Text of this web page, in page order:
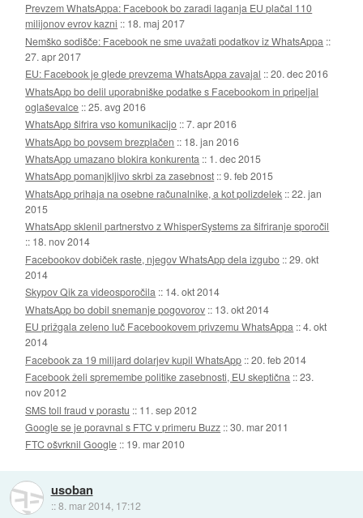
Prevzem WhatsAppa: Facebook bo zaradi laganja EU plačal 110
milijonov evrov kazni :: 18. maj 2017
Nemško sodišče: Facebook ne sme uvažati podatkov iz WhatsAppa ::
27. apr 2017
EU: Facebook je glede prevzema WhatsAppa zavajal ::20. dec 2016
WhatsApp bo delil uporabniške podatke s Facebookom in pripeljal
oglaševalce ::25. avg 2016
WhatsApp šifrira vso komunikacijo ::7. apr 2016
WhatsApp bo povsem brezplačen :: 18. jan 2016
WhatsApp umazano blokira konkurenta :: 1. dec 2015
WhatsApp pomanjkljivo skrbi za zasebnost ::9. feb 2015
WhatsApp prihaja na osebne računalnike, a kot polizdelek ::22. jan
2015
WhatsApp sklenil partnerstvo z WhisperSystems za šifriranje sporočil
:: 18. nov 2014
Facebookov dobiček raste, njegov WhatsApp dela izgubo ::29. okt
2014
Skypov Qik za videosporočila :: 14. okt 2014
WhatsApp bo dobil snemanje pogovorov :: 13. okt 2014
EU prižgala zeleno luč Facebookovem privzemu WhatsAppa ::4. okt
2014
Facebook za 19 milijard dolarjev kupil WhatsApp ::20. feb 2014
Facebook želi spremembe politike zasebnosti, EU skeptična ::23.
nov 2012
SMS toll fraud v porastu :: 11. sep 2012
Google se je poravnal s FTC v primeru Buzz ::30. mar 2011
FTC ošvrknil Google :: 19. mar 2010
usoban
::8. mar 2014, 17:12